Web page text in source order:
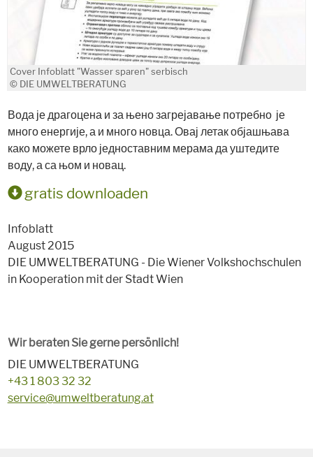
Cover Infoblatt "Wasser sparen" serbisch
© DIE UMWELTBERATUNG
Вода је драгоцена и за њено загрејавање потребно је
много енергије, а и много новца. Овај летак објашњава
како можете врло једноставним мерама да уштедите
воду, а са њом и новац.
gratis downloaden
Infoblatt
August 2015
DIE UMWELTBERATUNG - Die Wiener Volkshochschulen
in Kooperation mit der Stadt Wien
Wir beraten Sie gerne persönlich!
DIE UMWELTBERATUNG
+43 1 803 32 32
service@umweltberatung.at